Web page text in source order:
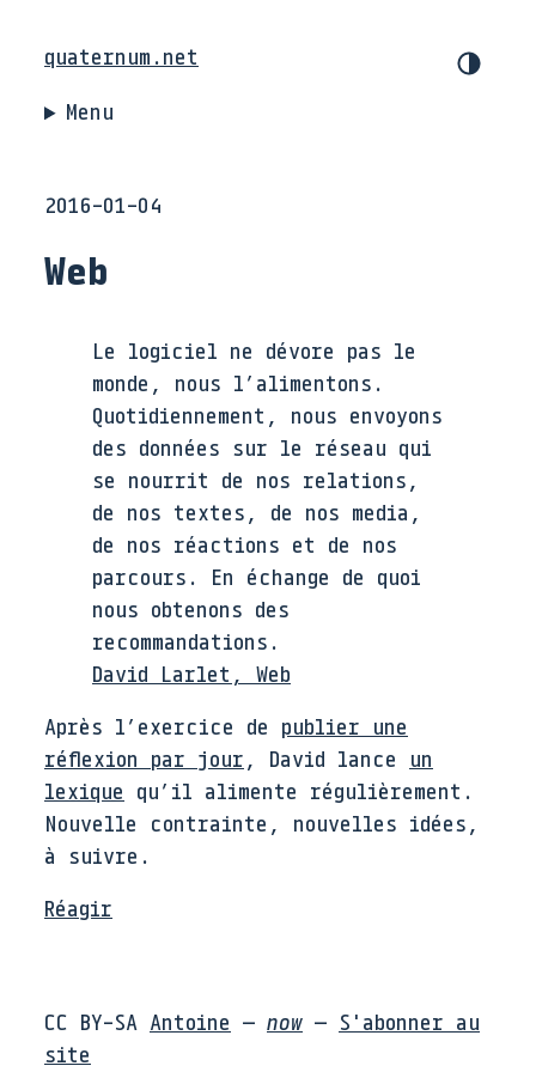
quaternum.net
Menu
2016-01-04
Web
Le logiciel ne dévore pas le
monde, nous l’alimentons.
Quotidiennement, nous envoyons
des données sur le réseau qui
se nourrit de nos relations,
de nos textes, de nos media,
de nos réactions et de nos
parcours. En échange de quoi
nous obtenons des
recommandations.
David Larlet, Web
Après l’exercice de publier une
réflexion par jour , David lance un
lexique qu’il alimente régulièrement.
Nouvelle contrainte, nouvelles idées,
à suivre.
Réagir
CC BY-SA Antoine — now — S'abonner au
site